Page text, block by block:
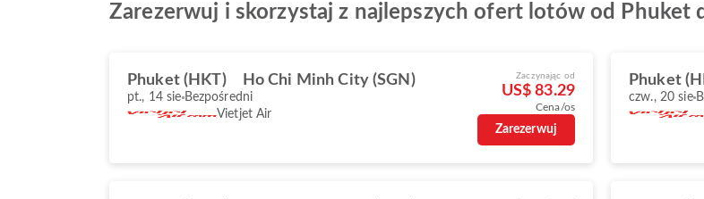
Zarezerwuj i skorzystaj z najlepszych ofert lotów od Phuket
Phuket (HKT) Ho Chi Minh City (SGN)
pt., 14 sie Bezpośredni
Vietjet Air
Zaczynając od
US$ 83.29
Cena/os
Zarezerwuj
Phuket
czw., 20 sie